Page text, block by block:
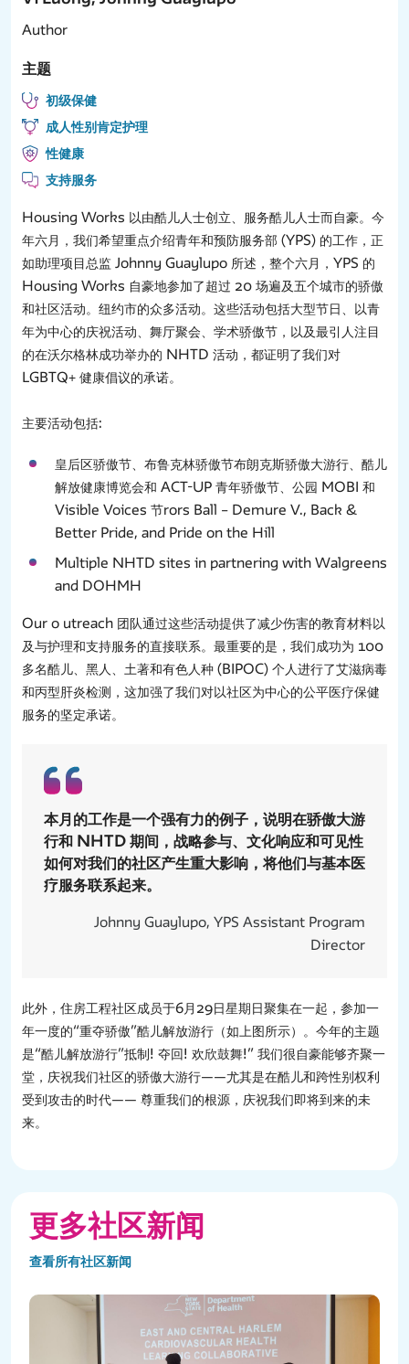
Housing Works 以由酷儿人士创立、服务酷儿人士而自豪。今
年六月，我们希望重点介绍青年和预防服务部 (YPS) 的工作，正
如助理项目总监 Johnny Guaylupo 所述，整个六月，YPS 的
Housing Works 自豪地参加了超过 20 场遍及五个城市的骄傲
和社区活动。纽约市的众多活动。这些活动包括大型节日、以青
年为中心的庆祝活动、舞厅聚会、学术骄傲节，以及最引人注目
的在沃尔格林成功举办的 NHTD 活动，都证明了我们对
LGBTQ+ 健康倡议的承诺。
主要活动包括:
皇后区骄傲节、布鲁克林骄傲节布朗克斯骄傲大游行、酷儿
解放健康博览会和 ACT-UP 青年骄傲节、公园 MOBI 和
Visible Voices 节rors Ball – Demure V., Back &
Better Pride, and Pride on the Hill
Multiple NHTD sites in partnering with Walgreens
and DOHMH
Our o utreach 团队通过这些活动提供了减少伤害的教育材料以
及与护理和支持服务的直接联系。最重要的是，我们成功为 100
多名酷儿、黑人、土著和有色人种 (BIPOC) 个人进行了艾滋病毒
和丙型肝炎检测，这加强了我们对以社区为中心的公平医疗保健
服务的坚定承诺。
本月的工作是一个强有力的例子，说明在骄傲大游
行和 NHTD 期间，战略参与、文化响应和可见性
如何对我们的社区产生重大影响，将他们与基本医
疗服务联系起来。
Johnny Guaylupo, YPS Assistant Program
Director
此外，住房工程社区成员于6月29日星期日聚集在一起，参加一
年一度的“重夺骄傲”酷儿解放游行（如上图所示）。今年的主题
是“酷儿解放游行”抵制! 夺回! 欢欣鼓舞!” 我们很自豪能够齐聚一
堂，庆祝我们社区的骄傲大游行——尤其是在酷儿和跨性别权利
受到攻击的时代—— 尊重我们的根源，庆祝我们即将到来的未
来。
Author
主题
初级保健
成人性别肯定护理
性健康
支持服务
更多社区新闻
查看所有社区新闻